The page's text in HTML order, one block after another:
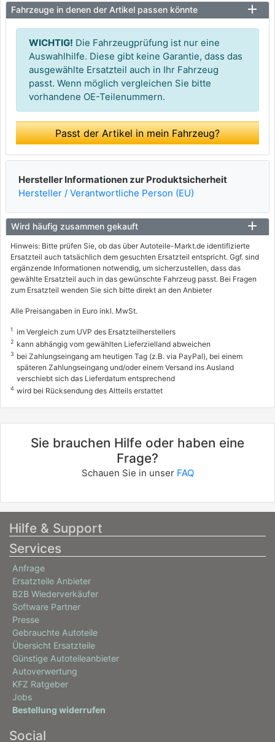
Fahrzeuge in denen der Artikel passen könnte
WICHTIG! Die Fahrzeugprüfung ist nur eine
Auswahlhilfe. Diese gibt keine Garantie, dass das
ausgewählte Ersatzteil auch in Ihr Fahrzeug
passt. Wenn möglich vergleichen Sie bitte
vorhandene OE-Teilenummern.
Passt der Artikel in mein Fahrzeug?
Hersteller Informationen zur Produktsicherheit
Hersteller / Verantwortliche Person (EU)
Wird häufig zusammen gekauft
Hinweis: Bitte prüfen Sie, ob das über Autoteile-Markt.de identifizierte
Ersatzteil auch tatsächlich dem gesuchten Ersatzteil entspricht. Ggf. sind
ergänzende Informationen notwendig, um sicherzustellen, dass das
gewählte Ersatzteil auch in das gewünschte Fahrzeug passt. Bei Fragen
zum Ersatzteil wenden Sie sich bitte direkt an den Anbieter
Alle Preisangaben in Euro inkl. MwSt.
1 im Vergleich zum UVP des Ersatzteilherstellers
2 kann abhängig vom gewählten Lieferzielland abweichen
3 bei Zahlungseingang am heutigen Tag (z.B. via PayPal), bei einem
späteren Zahlungseingang und/oder einem Versand ins Ausland
verschiebt sich das Lieferdatum entsprechend
4 wird bei Rücksendung des Altteils erstattet
Sie brauchen Hilfe oder haben eine
Frage?
Schauen Sie in unser FAQ
Hilfe & Support
Services
Anfrage
Ersatzteile Anbieter
B2B Wiederverkäufer
Software Partner
Presse
Gebrauchte Autoteile
Übersicht Ersatzteile
Günstige Autoteileanbieter
Autoverwertung
KFZ Ratgeber
Jobs
Bestellung widerrufen
Social